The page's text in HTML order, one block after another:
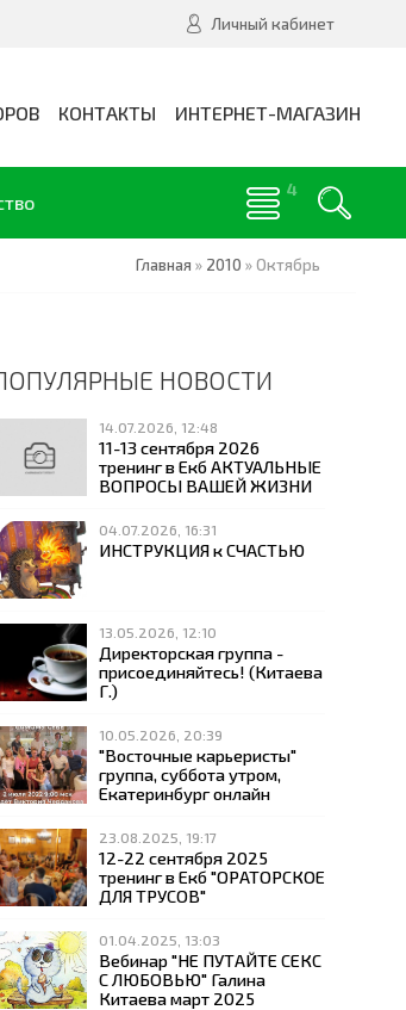
Личный кабинет
КОНТАКТЫ ИНТЕРНЕТ-МАГАЗИН
Главная » 2010 »Октябрь
НОВОСТИ
14.07.2026, 12:48
11-13 сентября 2026
тренинг в Екб АКТУАЛЬНЫЕ
ВОПРОСЫ ВАШЕЙ ЖИЗНИ
04.07.2026, 16:31
ИНСТРУКЦИЯ к СЧАСТЬЮ
13.05.2026, 12:10
Директорская группа -
присоединяйтесь! (Китаева
Г.)
10.05.2026, 20:39
"Восточные карьеристы"
группа, суббота утром,
Екатеринбург онлайн
23.08.2025, 19:17
12-22 сентября 2025
тренинг в Екб "ОРАТОРСКОЕ
ДЛЯ ТРУСОВ"
01.04.2025, 13:03
Вебинар "НЕ ПУТАЙТЕ СЕКС
С ЛЮБОВЬЮ" Галина
Китаева март 2025